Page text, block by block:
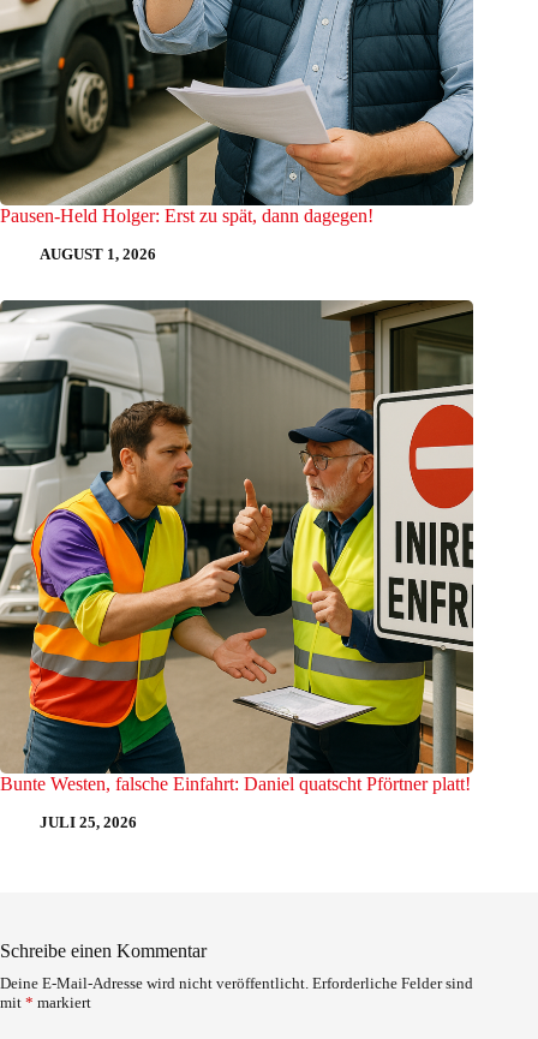
Pausen-Held Holger: Erst zu spät, dann dagegen!
AUGUST 1, 2026
Bunte Westen, falsche Einfahrt: Daniel quatscht Pförtner platt!
JULI 25, 2026
Schreibe einen Kommentar
Deine E-Mail-Adresse wird nicht veröffentlicht. Erforderliche Felder sind
mit * markiert